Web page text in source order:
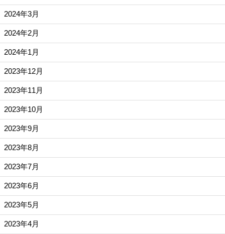
2024年3月
2024年2月
2024年1月
2023年12月
2023年11月
2023年10月
2023年9月
2023年8月
2023年7月
2023年6月
2023年5月
2023年4月